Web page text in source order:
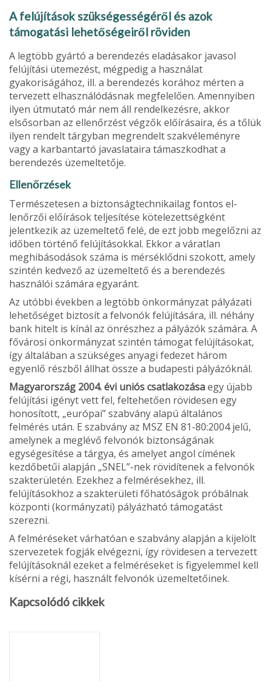
A felújítások szükségességéről és azok
támogatási lehetőségeiről röviden
A legtöbb gyártó a berendezés eladásakor javasol
felújítási üteme­zést, mégpedig a használat
gyakoriságához, ill. a berendezés korához mérten a
tervezett elhasználódásnak megfelelően. Amennyiben
ilyen útmutató már nem áll rendelkezésre, akkor
elsősorban az ellenőrzést végzők előírásaira, és a tőlük
ilyen rendelt tárgyban megrendelt szak­véleményre
vagy a karbantartó javaslataira támaszkodhat a
berende­zés üzemeltetője.
Ellenőrzések
Természetesen a biztonságtechnikailag fontos el­
lenőrzői előírások teljesítése kötelezettségként
jelentkezik az üzemeltető felé, de ezt jobb megelőzni az
időben történő felújításokkal. Ekkor a váratlan
meghibásodások száma is mérséklődni szokott, amely
szintén kedvező az üzemeltető és a berendezés
használói szá­mára egyaránt.
Az utóbbi években a legtöbb önkormányzat pályázati
lehetőséget biztosít a felvonók felújítására, ill. néhány
bank hitelt is kínál az ön­részhez a pályázók számára. A
fővárosi önkormányzat szintén támogat felújításokat,
így általában a szükséges anyagi fedezet három
egyenlő részből állhat össze a budapesti pályázóknál.
Magyarország 2004. évi uniós csatlakozásaegy újabb
felújí­tási igényt vett fel, feltehetően rövidesen egy
honosított, „európai” szabvány alapú általános
felmérés után. E szabvány az MSZ EN 81-80:2004 jelű,
amelynek a meglévő felvonók biztonságá­nak
egységesítése a tárgya, és amelyet angol címének
kezdőbetűi alapján „SNEL”-nek rövidítenek a felvonók
szakterületén. Ezekhez a felmérésekhez, ill.
felújításokhoz a szakterületi főhatóságok pró­bálnak
központi (kormányzati) pályázható támogatást
szerezni.
A felméréseket várhatóan e szabvány alapján a kijelölt
szervezetek fogják elvégezni, így rövidesen a tervezett
felújításoknál ezeket a fel­méréseket is figyelemmel kell
kísérni a régi, használt felvonók üzemeltetőinek.
Kapcsolódó cikkek